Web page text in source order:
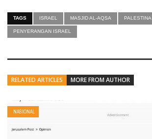
TAGS ISRAEL MASJID AL-AQSA PALESTINA
PENYERANGAN ISRAEL
RELATED ARTICLES MORE FROM AUTHOR
NASIONAL